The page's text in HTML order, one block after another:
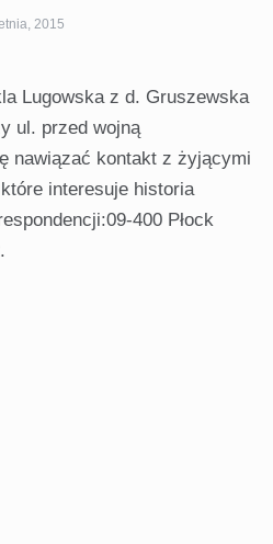
2015
Lugowska z d. Gruszewska
ul. przed wojną
nawiązać kontakt z żyjącymi
interesuje historia
400 Płock